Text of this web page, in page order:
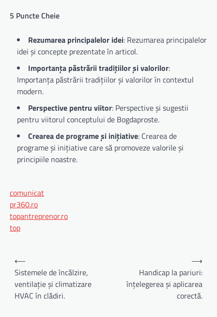
5 Puncte Cheie
Rezumarea principalelor idei: Rezumarea principalelor
idei și concepte prezentate în articol.
Importanța păstrării tradițiilor și valorilor:
Importanța păstrării tradițiilor și valorilor în contextul
modern.
Perspective pentru viitor: Perspective și sugestii
pentru viitorul conceptului de Bogdaproste.
Crearea de programe și inițiative: Crearea de
programe și inițiative care să promoveze valorile și
principiile noastre.
comunicat
pr360.ro
topantreprenor.ro
top
Navigare
în
articole
⟵
Sistemele de încălzire,
ventilație și climatizare
HVAC în clădiri.
Handicap la pariuri:
înțelegerea și aplicarea
corectă.
⟶